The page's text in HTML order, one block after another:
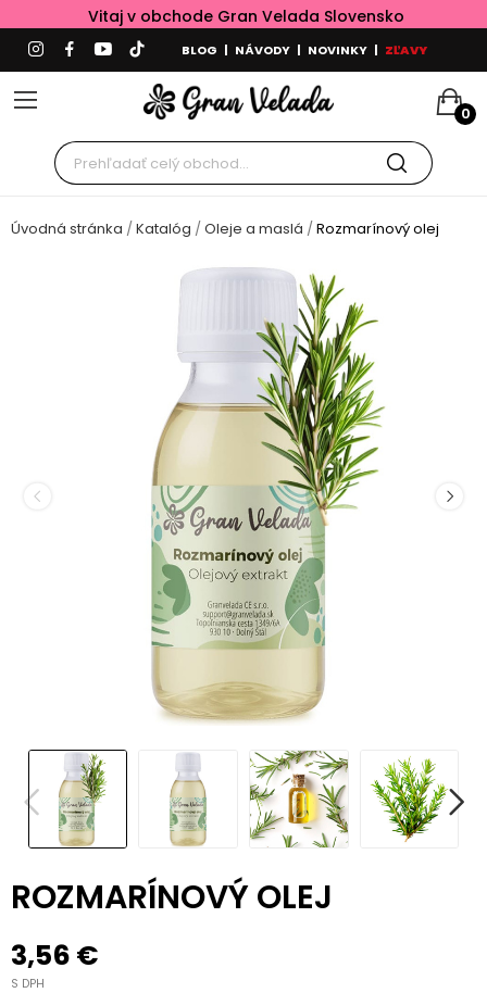
Vitaj v obchode Gran Velada Slovensko
BLOG | NÁVODY | NOVINKY | ZĽAVY
0
Úvodná stránka Katalóg Oleje a maslá Rozmarínový olej
ROZMARÍNOVÝ OLEJ
3,56 €
S DPH